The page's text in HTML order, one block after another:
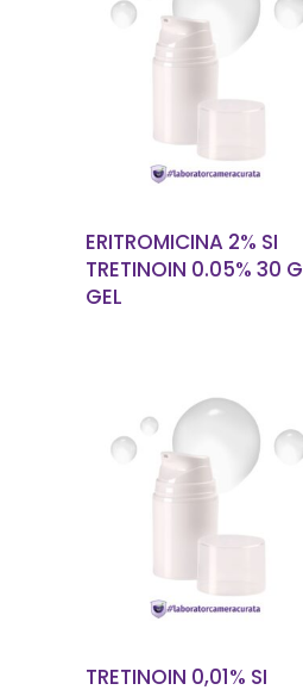
ERITROMICINA 2% SI
TRETINOIN 0.05% 30 G
GEL
TRETINOIN 0,01% SI